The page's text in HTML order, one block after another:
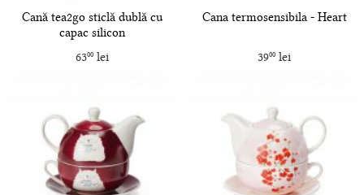
Cană tea2go sticlă dublă cu
capac silicon
6300lei
Cana termosensibila - Heart
3900lei